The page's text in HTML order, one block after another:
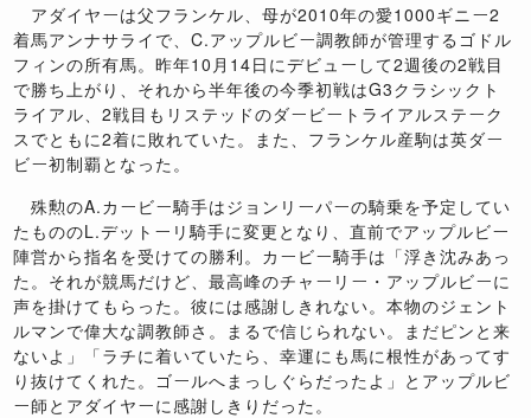
アダイヤーは父フランケル、母が2010年の愛1000ギニー2
着馬アンナサライで、C.アップルビー調教師が管理するゴドル
フィンの所有馬。昨年10月14日にデビューして2週後の2戦目
で勝ち上がり、それから半年後の今季初戦はG3クラシックト
ライアル、2戦目もリステッドのダービートライアルステーク
スでともに2着に敗れていた。また、フランケル産駒は英ダー
ビー初制覇となった。
殊勲のA.カービー騎手はジョンリーパーの騎乗を予定してい
たもののL.デットーリ騎手に変更となり、直前でアップルビー
陣営から指名を受けての勝利。カービー騎手は「浮き沈みあっ
た。それが競馬だけど、最高峰のチャーリー・アップルビーに
声を掛けてもらった。彼には感謝しきれない。本物のジェント
ルマンで偉大な調教師さ。まるで信じられない。まだピンと来
ないよ」「ラチに着いていたら、幸運にも馬に根性があってす
り抜けてくれた。ゴールへまっしぐらだったよ」とアップルビ
ー師とアダイヤーに感謝しきりだった。